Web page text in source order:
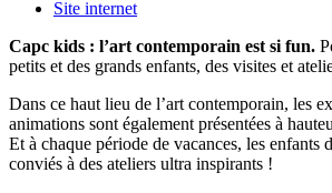
Site internet
Capc kids : l’art contemporain est si fun.
petits et des grands enfants, des visites et
Dans ce haut lieu de l’art contemporain, les
animations sont également présentées à
Et à chaque période de vacances, les enfants
conviés à des ateliers ultra inspirants !